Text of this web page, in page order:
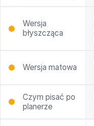
Wersja
błyszcząca
Wersja matowa
Czym pisać po
planerze